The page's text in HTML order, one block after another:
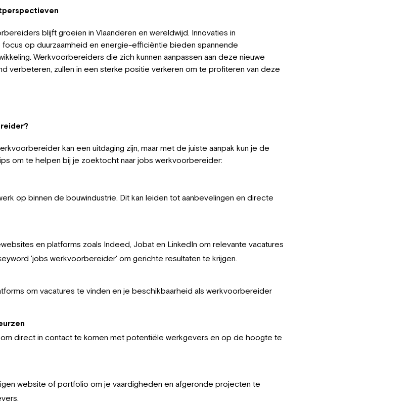
blijft groeien in Vlaanderen en wereldwijd. Innovaties in
op duurzaamheid en energie-efficiëntie bieden spannende
Werkvoorbereiders die zich kunnen aanpassen aan deze nieuwe
verbeteren, zullen in een sterke positie verkeren om te profiteren van deze
kan een uitdaging zijn, maar met de juiste aanpak kun je de
om te helpen bij je zoektocht naar jobs werkvoorbereider:
op binnen de bouwindustrie. Dit kan leiden tot aanbevelingen en directe
en platforms zoals Indeed, Jobat en LinkedIn om relevante vacatures
'jobs werkvoorbereider' om gerichte resultaten te krijgen.
om vacatures te vinden en je beschikbaarheid als werkvoorbereider
direct in contact te komen met potentiële werkgevers en op de hoogte te
website of portfolio om je vaardigheden en afgeronde projecten te